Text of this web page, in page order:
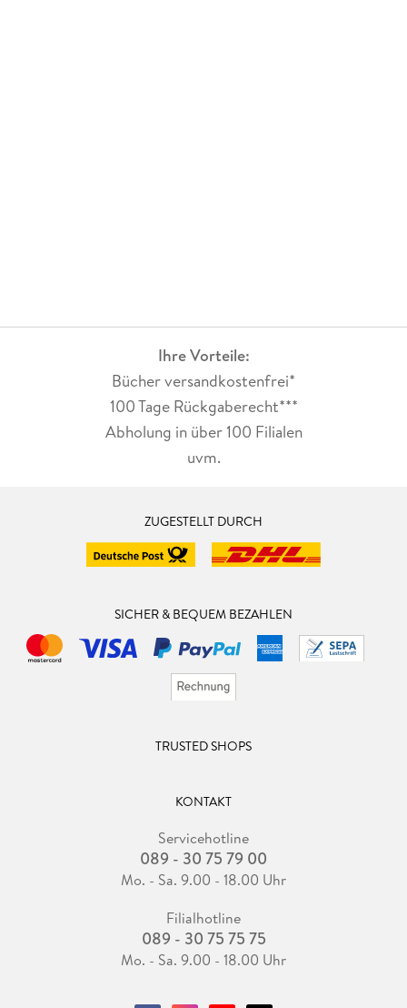
Ihre Vorteile:
Bücher versandkostenfrei*
100 Tage Rückgaberecht***
Abholung in über 100 Filialen
uvm.
ZUGESTELLT DURCH
SICHER & BEQUEM BEZAHLEN
TRUSTED SHOPS
KONTAKT
Servicehotline
089 - 30 75 79 00
Mo. - Sa. 9.00 - 18.00 Uhr
Filialhotline
089 - 30 75 75 75
Mo. - Sa. 9.00 - 18.00 Uhr